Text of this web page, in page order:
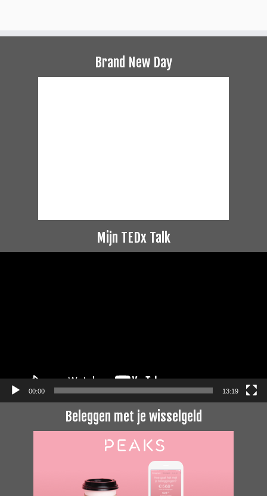
Brand New Day
Mijn TEDx Talk
00:00 13:19
Beleggen met je wisselgeld